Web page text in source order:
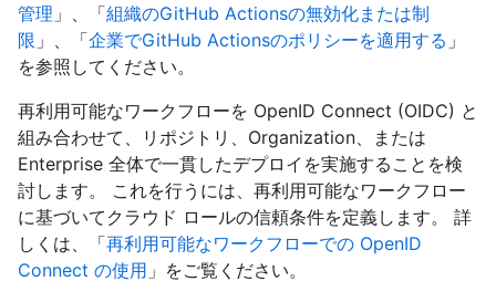
管理 」、「組織のGitHub Actionsの無効化または制
限 」、「企業でGitHub Actionsのポリシーを適用する 」
を参照してください。
再利用可能なワークフローを OpenID Connect (OIDC) と
組み合わせて、リポジトリ、Organization、または
Enterprise 全体で一貫したデプロイを実施することを検
討します。 これを行うには、再利用可能なワークフロー
に基づいてクラウド ロールの信頼条件を定義します。 詳
しくは、「再利用可能なワークフローでの OpenID
Connect の使用 」をご覧ください。